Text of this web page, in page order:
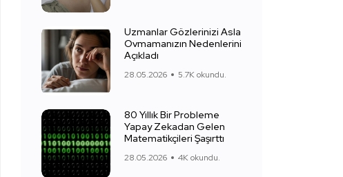
Uzmanlar Gözlerinizi Asla
Ovmamanızın Nedenlerini
Açıkladı
28.05.2026 5.7K okundu.
80 Yıllık Bir Probleme
Yapay Zekadan Gelen
Matematikçileri Şaşırttı
28.05.2026 4K okundu.